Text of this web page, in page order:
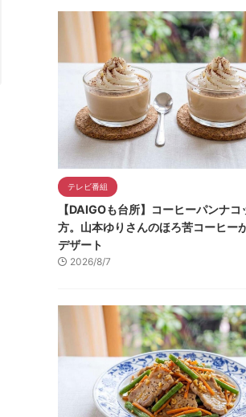
テレビ番組
【DAIGOも台所】コーヒーパンナコ
方。山本ゆりさんのほろ苦コーヒー
デザート
2026/8/7